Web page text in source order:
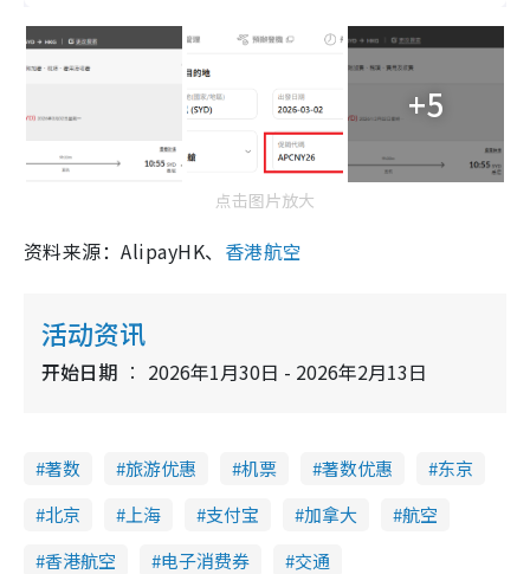
+5
点击图片放大
资料来源：AlipayHK、 香港航空
活动资讯
开始日期 2026年1月30日 - 2026年2月13日
著数 旅游优惠 机票 著数优惠
东京
北京
上海 支付宝 加拿大
航空
香港航空
电子消费券 交通